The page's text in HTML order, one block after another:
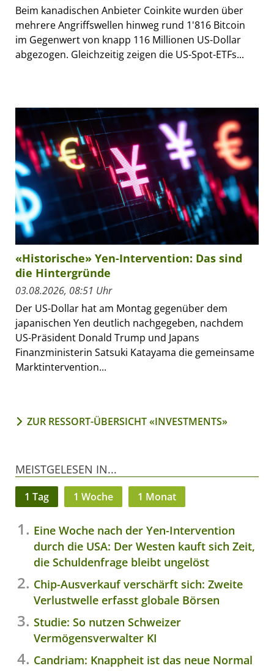
Beim kanadischen Anbieter Coinkite wurden über
mehrere Angriffswellen hinweg rund 1'816 Bitcoin
im Gegenwert von knapp 116 Millionen US-Dollar
abgezogen. Gleichzeitig zeigen die US-Spot-ETFs...
«Historische» Yen-Intervention: Das sind
die Hintergründe
03.08.2026, 08:51 Uhr
Der US-Dollar hat am Montag gegenüber dem
japanischen Yen deutlich nachgegeben, nachdem
US-Präsident Donald Trump und Japans
Finanzministerin Satsuki Katayama die gemeinsame
Marktintervention...
ZUR RESSORT-ÜBERSICHT «INVESTMENTS»
MEISTGELESEN IN...
1 Tag 1 Woche 1 Monat
Eine Woche nach der Yen-Intervention
durch die USA: Der Westen kauft sich Zeit,
die Schuldenfrage bleibt ungelöst
Chip-Ausverkauf verschärft sich: Zweite
Verlustwelle erfasst globale Börsen
Studie: So nutzen Schweizer
Vermögensverwalter KI
Candriam: Knappheit ist das neue Normal